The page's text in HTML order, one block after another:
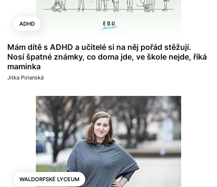
ADHD
Mám dítě s ADHD a učitelé si na něj pořád stěžují.
Nosí špatné známky, co doma jde, ve škole nejde, říká
maminka
Jitka Polanská
WALDORFSKÉ LYCEUM